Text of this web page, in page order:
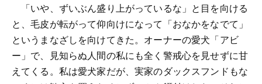
「いや、ずいぶん盛り上がっているな」と目を向ける
と、毛皮が転がって仰向けになって「おなかをなでて」
というまなざしを向けてきた。オーナーの愛犬「アビ
ー」で、見知らぬ人間の私にも全く警戒心を見せずに甘
えてくる。私は愛犬家だが、実家のダックスフンドもな